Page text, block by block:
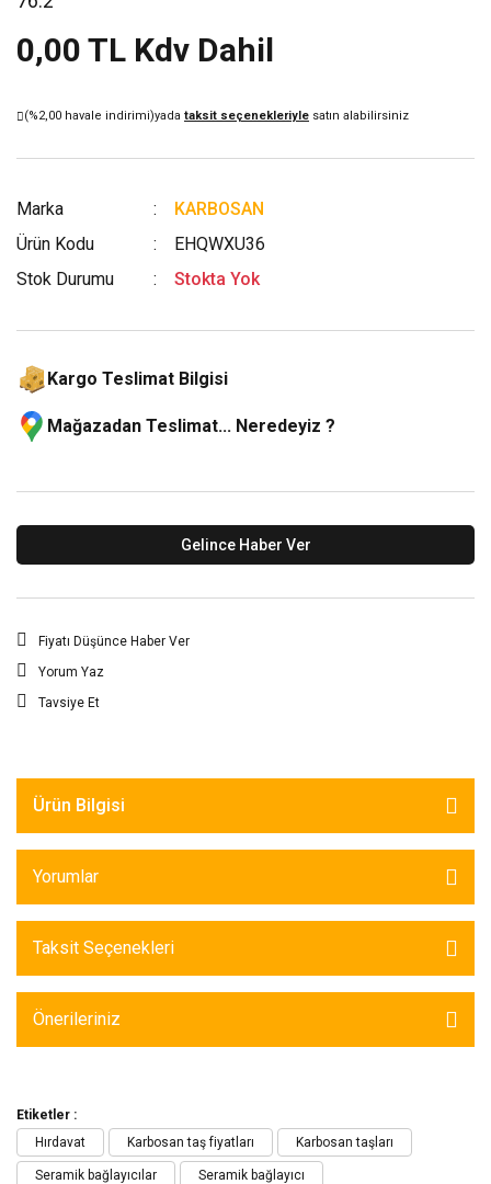
0,00 TL Kdv Dahil
(%2,00 havale indirimi)yada taksit seçenekleriyle satın alabilirsiniz
Marka
KARBOSAN
Ürün Kodu
EHQWXU36
Stok Durumu
Stokta Yok
Kargo Teslimat Bilgisi
Mağazadan Teslimat... Neredeyiz ?
Gelince Haber Ver
Fiyatı Düşünce Haber Ver
Yorum Yaz
Tavsiye Et
Ürün Bilgisi
Yorumlar
Taksit Seçenekleri
Önerileriniz
Etiketler :
Hırdavat
Karbosan taş fiyatları Karbosan taşları
Seramik bağlayıcılar Seramik bağlayıcı